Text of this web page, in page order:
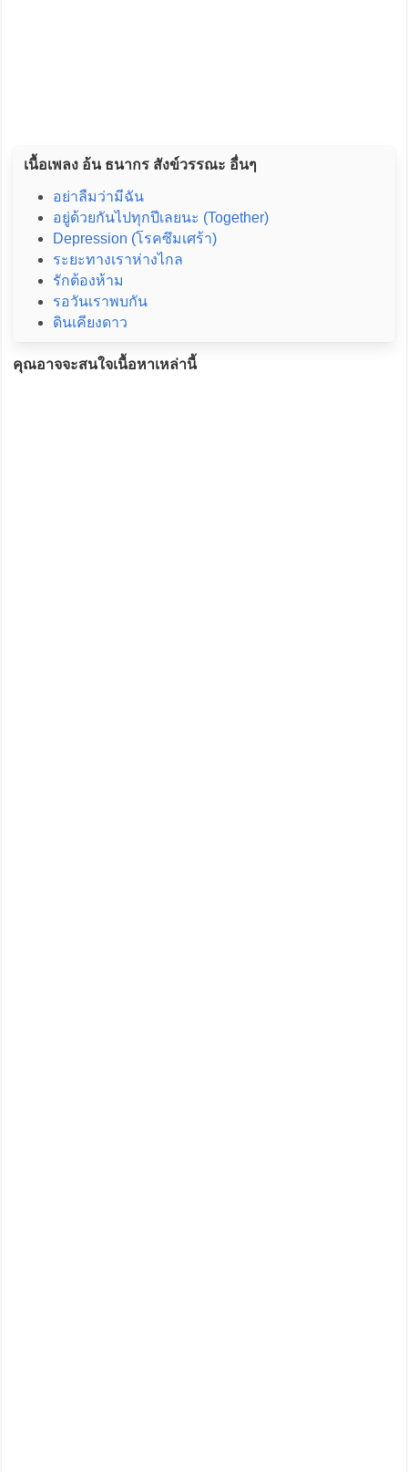
เนื้อเพลง อ้น ธนากร สังข์วรรณะ อื่นๆ
อย่าลืมว่ามีฉัน
อยู่ด้วยกันไปทุกปีเลยนะ (Together)
Depression (โรคซึมเศร้า)
ระยะทางเราห่างไกล
รักต้องห้าม
รอวันเราพบกัน
ดินเคียงดาว
คุณอาจจะสนใจเนื้อหาเหล่านี้